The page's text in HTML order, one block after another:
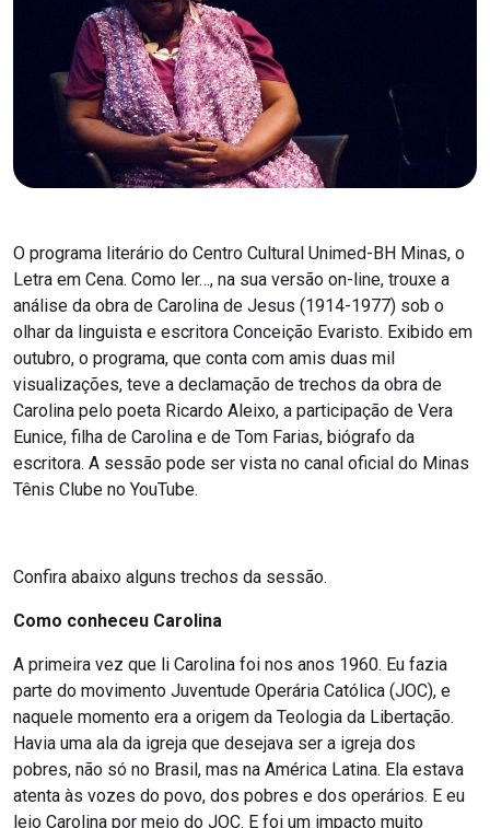
O programa literário do Centro Cultural Unimed-BH Minas, o
Letra em Cena. Como ler…, na sua versão on-line, trouxe a
análise da obra de Carolina de Jesus (1914-1977) sob o
olhar da linguista e escritora Conceição Evaristo. Exibido em
outubro, o programa, que conta com amis duas mil
visualizações, teve a declamação de trechos da obra de
Carolina pelo poeta Ricardo Aleixo, a participação de Vera
Eunice, filha de Carolina e de Tom Farias, biógrafo da
escritora. A sessão pode ser vista no canal oficial do Minas
Tênis Clube no YouTube.
Confira abaixo alguns trechos da sessão.
Como conheceu Carolina
A primeira vez que li Carolina foi nos anos 1960. Eu fazia
parte do movimento Juventude Operária Católica (JOC), e
naquele momento era a origem da Teologia da Libertação.
Havia uma ala da igreja que desejava ser a igreja dos
pobres, não só no Brasil, mas na América Latina. Ela estava
atenta às vozes do povo, dos pobres e dos operários. E eu
leio Carolina por meio do JOC. E foi um impacto muito